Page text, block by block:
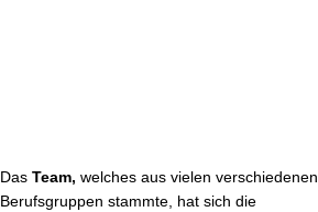
Das Team, welches aus vielen verschiedenen
Berufsgruppen stammte, hat sich die